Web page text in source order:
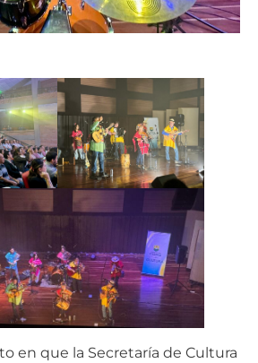
en que la Secretaría de Cultura